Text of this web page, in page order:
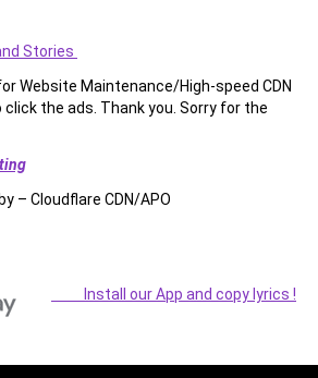
Stories
Website Maintenance/High-speed CDN
click the ads. Thank you. Sorry for the
– Cloudflare CDN/APO
Install our App and copy lyrics !